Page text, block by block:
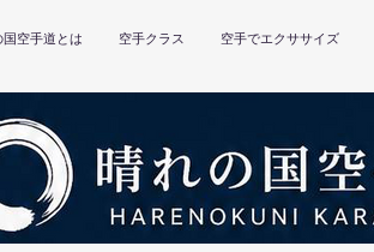
空手道とは 空手クラス 空手でエクササイズ